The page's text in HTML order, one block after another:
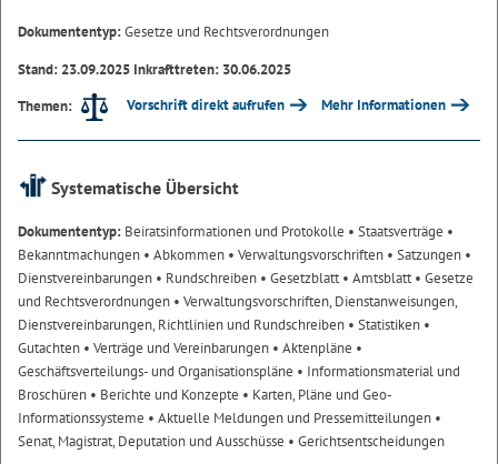
Dokumententyp:Gesetze und Rechtsverordnungen
Stand: 23.09.2025 Inkrafttreten: 30.06.2025
Themen:
Vorschrift direkt aufrufen Mehr Informationen
Systematische Übersicht
Dokumententyp: Beiratsinformationen und Protokolle • Staatsverträge •
Bekanntmachungen • Abkommen • Verwaltungsvorschriften • Satzungen •
Dienstvereinbarungen • Rundschreiben • Gesetzblatt• Amtsblatt• Gesetze
und Rechtsverordnungen • Verwaltungsvorschriften, Dienstanweisungen,
Dienstvereinbarungen, Richtlinien und Rundschreiben • Statistiken •
Gutachten • Verträge und Vereinbarungen • Aktenpläne •
Geschäftsverteilungs- und Organisationspläne • Informationsmaterial und
Broschüren • Berichte und Konzepte • Karten, Pläne und Geo-
Informationssysteme • Aktuelle Meldungen und Pressemitteilungen •
Senat, Magistrat, Deputation und Ausschüsse • Gerichtsentscheidungen